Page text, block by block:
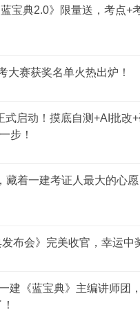
→ 强弱项一目了然
”，可能在数据面前“差很
系统会像CT扫描一样，
凭感觉猜自己哪里不行
限的时间花在刀刃上。
实是怕“未知”。
宝典2.0》限量送，考点+
大赛获奖名单火热出炉！
式启动！摸底自测+AI批改
步！
藏着一建考证人最大的心
布会》完美收官，幸运中
建《蓝宝典》主编讲师团